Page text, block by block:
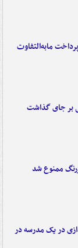
مابه‌التفاوت
ممنوع شد
در یک مدرسه در